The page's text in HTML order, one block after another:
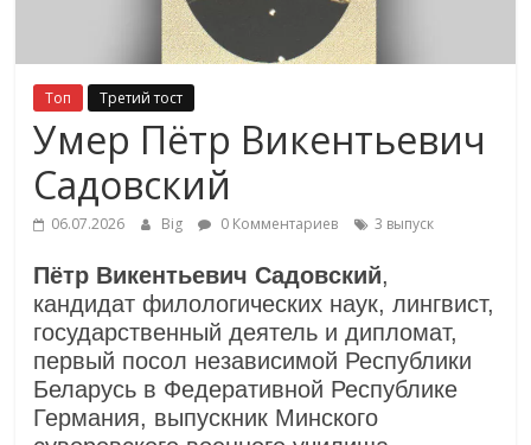
Топ Третий тост
Умер Пётр Викентьевич
Садовский
06.07.2026 Big 0 Комментариев 3 выпуск
Пётр Викентьевич Садовский,
кандидат филологических наук, лингвист,
государственный деятель и дипломат,
первый посол независимой Республики
Беларусь в Федеративной Республике
Германия, выпускник Минского